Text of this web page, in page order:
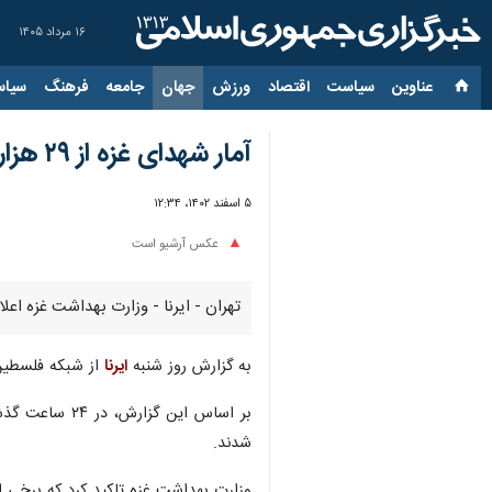
۱۶ مرداد ۱۴۰۵
عناوین‌ سیاست اقتصاد ورزش جهان جامعه فرهنگ
آمار شهدای غزه از ۲۹ هزار و ۶۰۰ نفر گذشت
۵ اسفند ۱۴۰۲، ۱۲:۳۴